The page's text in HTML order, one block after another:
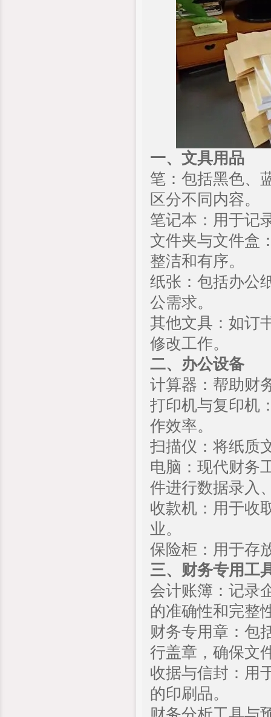
一、文具用品
笔：包括黑色、
区分不同内容。
笔记本：用于记
文件夹与文件盒
整洁和有序。
纸张：包括办公
公需求。
其他文具：如订
修改工作。
二、办公设备
计算器：帮助财
打印机与复印机
作效率。
扫描仪：将纸质
电脑：现代财务
件进行数据录入
收款机：用于收
业。
保险柜：用于存
三、财务专用工
会计账簿：记录
的准确性和完整
财务专用章：包
行盖章，确保文
收据与信封：用
的印刷品。